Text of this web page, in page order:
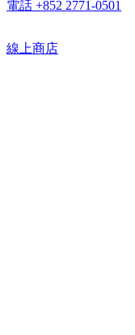
電話 +852 2771-0501
線上商店